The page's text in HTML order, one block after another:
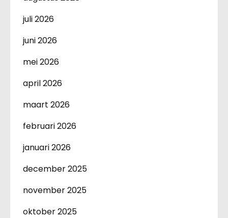
juli 2026
juni 2026
mei 2026
april 2026
maart 2026
februari 2026
januari 2026
december 2025
november 2025
oktober 2025